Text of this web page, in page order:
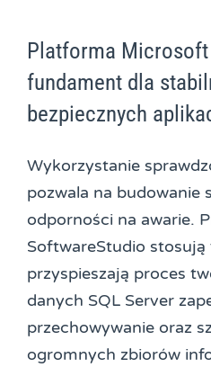
Platforma Microsoft
fundament dla
bezpiecznych
Wykorzystanie
pozwala na budowanie
odporności na awarie.
SoftwareStudio
przyspieszają proces
danych SQL Server
przechowywanie oraz
ogromnych zbiorów